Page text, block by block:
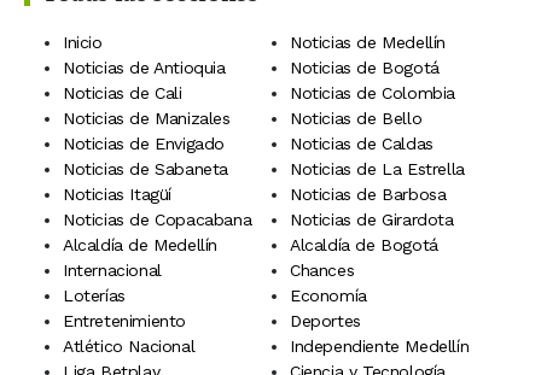
Inicio
Noticias de Medellín
Noticias de Antioquia
Noticias de Bogotá
Noticias de Cali
Noticias de Colombia
Noticias de Manizales
Noticias de Bello
Noticias de Envigado
Noticias de Caldas
Noticias de Sabaneta
Noticias de La Estrella
Noticias Itagüí
Noticias de Barbosa
Noticias de Copacabana
Noticias de Girardota
Alcaldía de Medellín
Alcaldía de Bogotá
Internacional
Chances
Loterías
Economía
Entretenimiento
Deportes
Atlético Nacional
Independiente Medellín